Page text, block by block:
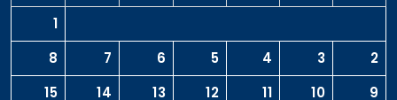
1
2
3
4
5
6
7
8
9
10
11
12
13
14
15